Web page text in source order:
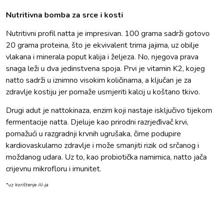
Nutritivna bomba za srce i kosti
Nutritivni profil natta je impresivan. 100 grama sadrži gotovo
20 grama proteina, što je ekvivalent trima jajima, uz obilje
vlakana i minerala poput kalija i željeza. No, njegova prava
snaga leži u dva jedinstvena spoja. Prvi je vitamin K2, kojeg
natto sadrži u iznimno visokim količinama, a ključan je za
zdravlje kostiju jer pomaže usmjeriti kalcij u koštano tkivo.
Drugi adut je nattokinaza, enzim koji nastaje isključivo tijekom
fermentacije natta. Djeluje kao prirodni razrjeđivač krvi,
pomažući u razgradnji krvnih ugrušaka, čime podupire
kardiovaskularno zdravlje i može smanjiti rizik od srčanog i
moždanog udara. Uz to, kao probiotička namirnica, natto jača
crijevnu mikrofloru i imunitet.
*uz korištenje AI-ja